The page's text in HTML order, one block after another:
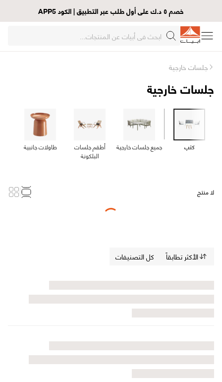
خصم ٥ د.ك على أول طلب عبر التطبيق | الكود APP5
جلسات خارجية
جلسات خارجية
كنب جميع جلسات خارجية أطقم جلسات
البلكونة
طاولات جانبية
لا منتج
Loading...
الأكثر تطابقاً كل التصنيفات